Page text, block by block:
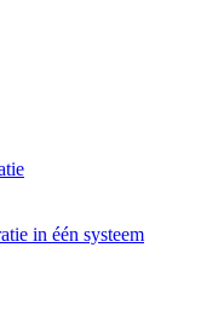
in één systeem